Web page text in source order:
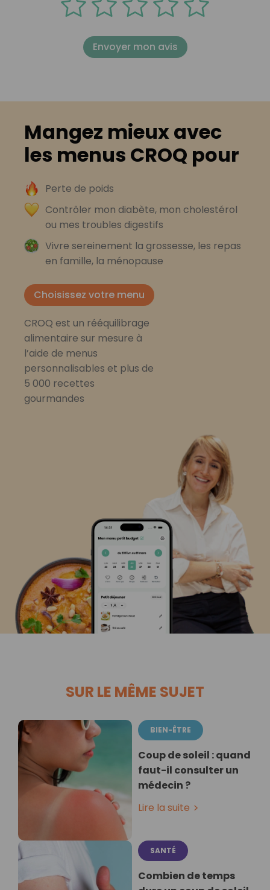
Envoyer mon avis
Mangez mieux avec
les menus CROQ pour
Perte de poids
Contrôler mon diabète, mon cholestérol
ou mes troubles digestifs
Vivre sereinement la grossesse, les repas
en famille, la ménopause
Choisissez votre menu
CROQ est un rééquilibrage
alimentaire sur mesure à
l’aide de menus
personnalisables et plus de
5 000 recettes
gourmandes
SUR LE MÊME SUJET
BIEN-ÊTRE
Coup de soleil : quand
faut-il consulter un
médecin ?
Lire la suite
SANTÉ
Combien de temps